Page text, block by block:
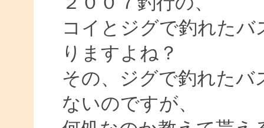
コイとジグで釣れたバ
りますよね？
その、ジグで釣れたバ
ないのですが、